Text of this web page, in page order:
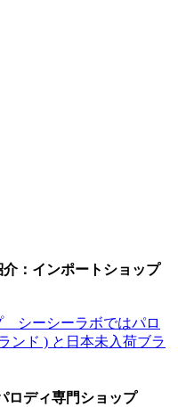
：インポートショップ
ロディ専門ショップ